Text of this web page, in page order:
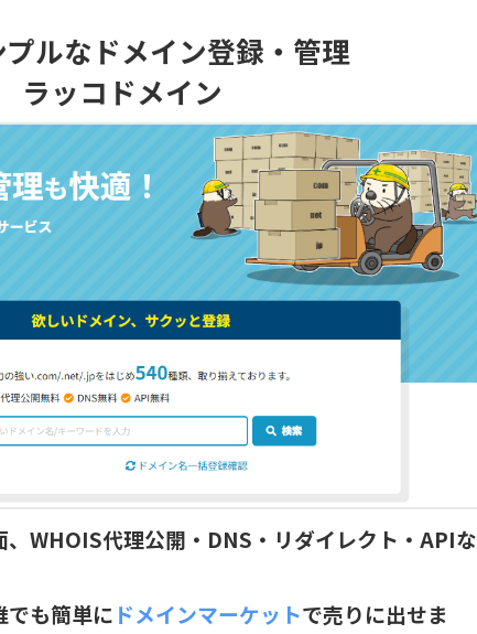
ルなドメイン登録・管理
ラッコドメイン
WHOIS代理公開・DNS・リダイレクト・APIな
でも簡単に ドメインマーケットで売りに出せま